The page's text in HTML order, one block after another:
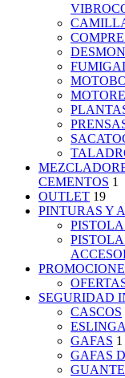
CEMENTOS 1
OUTLET 19
PINTURAS Y
SEGURIDAD
CASCOS
GAFAS 1
GAFAS